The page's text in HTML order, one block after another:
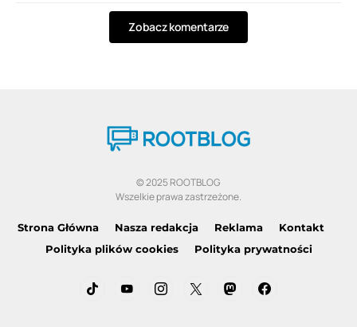
Zobacz komentarze
© 2025 ROOTBLOG
Wszelkie prawa zastrzeżone.
Strona Główna Nasza redakcja Reklama
Kontakt
Polityka plików cookies
Polityka prywatności